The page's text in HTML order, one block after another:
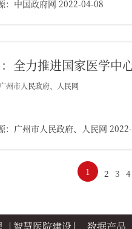
：中国政府网 2022-04-08
全力推进国家医学
州市人民政府、人民网
：广州市人民政府、人民网
1 2 3 4